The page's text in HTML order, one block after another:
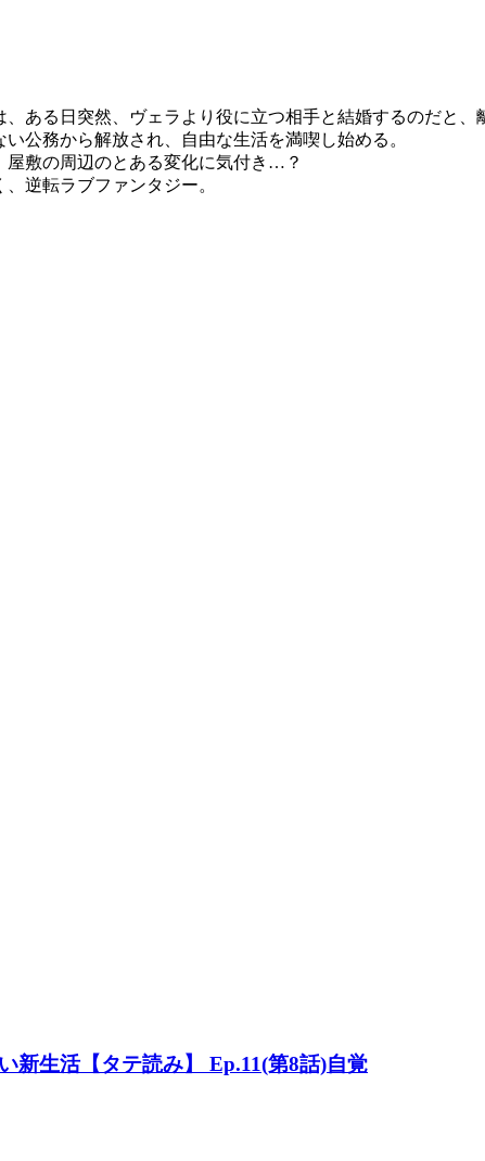
ある日突然、ヴェラより役に立つ相手と結婚するのだと、
公務から解放され、自由な生活を満喫し始める。
屋敷の周辺のとある変化に気付き…？
逆転ラブファンタジー。
新生活【タテ読み】 Ep.11(第8話)自覚